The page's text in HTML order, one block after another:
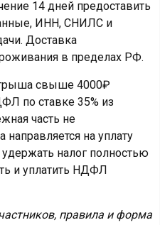
14 дней предоставить
ИНН, СНИЛС и
Доставка
в пределах РФ.
свыше 4000₽
по ставке 35% из
часть не
направляется на уплату
налог полностью
и уплатить НДФЛ
правила и форма